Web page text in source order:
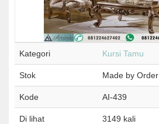
Kategori Kursi Tamu
Stok Made by Order
Kode AI-439
Di lihat 3149 kali